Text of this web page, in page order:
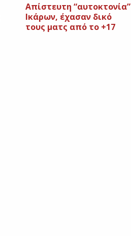
Απίστευτη “αυτοκτονία”
Ικάρων, έχασαν δικό
τους ματς από το +17